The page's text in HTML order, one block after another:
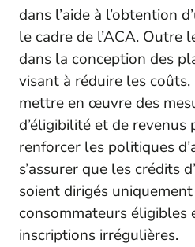
dans l’aide à l’obtention
le cadre de l’ACA. Outre
dans la conception des
visant à réduire les coûts,
mettre en œuvre des
d’éligibilité et de revenus
renforcer les politiques
s’assurer que les crédits
soient dirigés
consommateurs éligibles
inscriptions irrégulières.